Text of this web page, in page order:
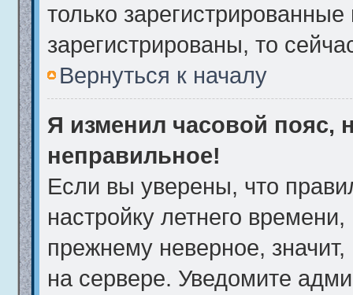
только
зарегистрированы, то
Вернуться к началу
Я изменил часовой пояс,
неправильное!
Если вы уверены, что
настройку летнего
прежнему неверное,
на сервере. Уведомите